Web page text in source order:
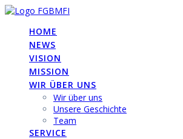
Skip
contentHOME
NEWS
VISION
MISSION
WIR ÜBER UNS
Wir über uns
Unsere Geschichte
Team
SERVICE